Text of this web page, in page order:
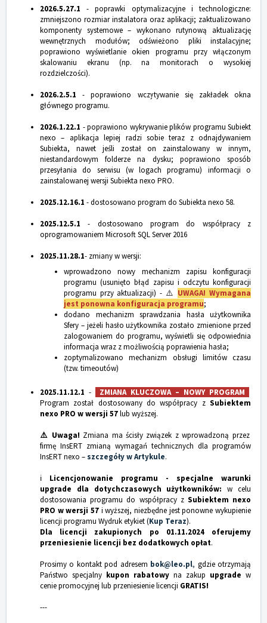
2026.5.27.1 - poprawki optymalizacyjne i technologiczne:
zmniejszono rozmiar instalatora oraz aplikacji; zaktualizowano
komponenty systemowe – wykonano rutynową aktualizację
wewnętrznych modułów; odświeżono pliki instalacyjne;
poprawiono wyświetlanie okien programu przy włączonym
skalowaniu ekranu (np. na monitorach o wysokiej
rozdzielczości).
2026.2.5.1 - poprawiono wczytywanie się zakładek okna
głównego programu.
2026.1.22.1 - poprawiono wykrywanie plików programu Subiekt
nexo – aplikacja lepiej radzi sobie teraz z odnajdywaniem
Subiekta, nawet jeśli został on zainstalowany w innym,
niestandardowym folderze na dysku; poprawiono sposób
przesyłania do serwisu (w logach programu) informacji o
zainstalowanej wersji Subiekta nexo PRO.
2025.12.16.1 - dostosowano program do Subiekta nexo 58.
2025.12.5.1 - dostosowano program do współpracy z
oprogramowaniem Microsoft SQL Server 2016
2025.11.28.1- zmiany w wersji:
wprowadzono nowy mechanizm zapisu konfiguracji
programu (usunięto błąd zapisu i odczytu konfiguracji
programu przy aktualizacji) - ⚠️ UWAGA! Wymagana
jest ponowna konfiguracja programu;
dodano mechanizm sprawdzania hasła użytkownika
Sfery – jeżeli hasło użytkownika zostało zmienione przed
zalogowaniem do programu, wyświetli się odpowiednia
informacja wraz z możliwością poprawienia hasła;
zoptymalizowano mechanizm obsługi limitów czasu
(tzw. timeoutów)
2025.11.12.1 -
ZMIANA KLUCZOWA – NOWY PROGRAM
Program został dostosowany do współpracy z Subiektem
nexo PRO w wersji 57lub wyższej.
⚠️ Uwaga! Zmiana ma ścisły związek z wprowadzoną przez
firmę InsERT zmianą wymagań technicznych dla programów
InsERT nexo – szczegóły w Artykule.
ℹ️ Licencjonowanie programu - specjalne warunki
upgrade dla dotychczasowych użytkowników: w celu
dostosowania programu do współpracy z Subiektem nexo
PRO w wersji 57 i wyższej, niezbędne jest ponowne wykupienie
licencji programu Wydruk etykiet (Kup Teraz).
Dla licencji zakupionych po 01.11.2024 oferujemy
przeniesienie licencji bez dodatkowych opłat.
Prosimy o kontakt pod adresem bok@leo.pl, gdzie otrzymają
Państwo specjalny kupon rabatowy na zakup upgrade w
cenie promocyjnej lub przeniesienie licencji GRATIS!
---